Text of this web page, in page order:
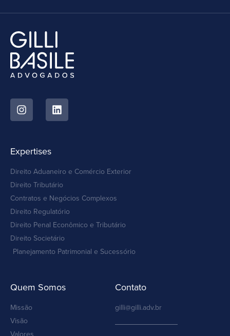
Expertises
Direito Aduaneiro e Comércio Exterior
Direito Tributário
Contratos e Negócios Complexos
Direito Regulatório
Direito Penal Econômico e Tributário
Direito Societário
Planejamento Patrimonial e Sucessório
Quem Somos
Missão
Visão
Contato
gilli@gilli.adv.br